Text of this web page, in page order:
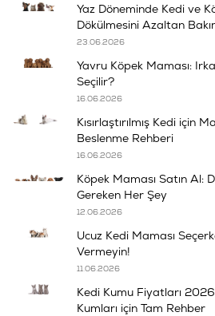
Yaz Döneminde Kedi ve
Dökülmesini Azaltan
23.06.2026
Yavru Köpek Maması:
Seçilir?
16.06.2026
Kısırlaştırılmış Kedi için
Beslenme Rehberi
16.06.2026
Köpek Maması Satın Al:
Gereken Her Şey
12.06.2026
Ucuz Kedi Maması
Vermeyin!
11.06.2026
Kedi Kumu Fiyatları
Kumları için Tam Rehber